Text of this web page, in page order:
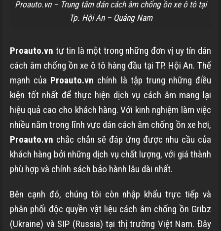
Proauto.vn – Trung tâm dán cách âm chống ồn xe ô tô tại
Tp. Hội An – Quảng Nam
Proauto.vn tự tin là một trong những đơn vị uy tín dán
cách âm chống ồn xe ô tô hàng đầu tại TP. Hội An. Thế
mạnh của Proauto.vn chính là tập trung những điều
kiện tốt nhất để thực hiện dịch vụ cách âm mang lại
hiệu quả cao cho khách hàng. Với kinh nghiệm làm việc
nhiều năm trong lĩnh vực dán cách âm chống ồn xe hơi,
Proauto.vn chắc chắn sẽ đáp ứng được nhu cầu của
khách hàng bởi những dịch vụ chất lượng, với giá thành
phù hợp và chính sách bảo hành lâu dài nhất.
Bên cạnh đó, chúng tôi còn nhập khẩu trực tiếp và
phân phối độc quyền vật liệu cách âm chống ồn Gribz
(Ukraine) và SIP (Russia) tại thị trường Việt Nam. Đây